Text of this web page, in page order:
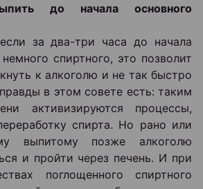
до начала основного
за два-три часа до начала
спиртного, это позволит
к алкоголю и не так быстро
в этом совете есть: таким
активизируются процессы,
спирта. Но рано или
выпитому позже алкоголю
и пройти через печень. И при
поглощенного спиртного